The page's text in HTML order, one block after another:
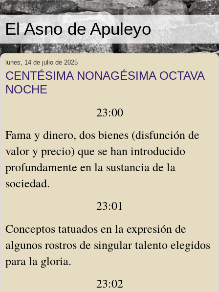
El Asno de Apuleyo
lunes, 14 de julio de 2025
CENTÉSIMA NONAGÉSIMA OCTAVA
NOCHE
23:00
Fama y dinero, dos bienes (disfunción de
valor y precio) que se han introducido
profundamente en la sustancia de la
sociedad.
23:01
Conceptos tatuados en la expresión de
algunos rostros de singular talento elegidos
para la gloria.
23:02